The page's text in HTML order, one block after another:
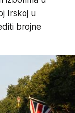
Irskoj u
brojne